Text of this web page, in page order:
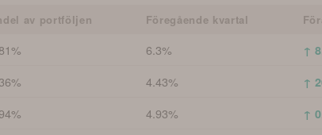
av portföljen Föregående kvartal
6.3% ↑
4.43% ↑
4.93% ↑